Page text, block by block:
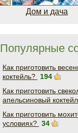
Дом и дача
Популярные
Как приготовить
коктейль?
194
Как приготовить
апельсиновый
Как приготовить
условиях? 34